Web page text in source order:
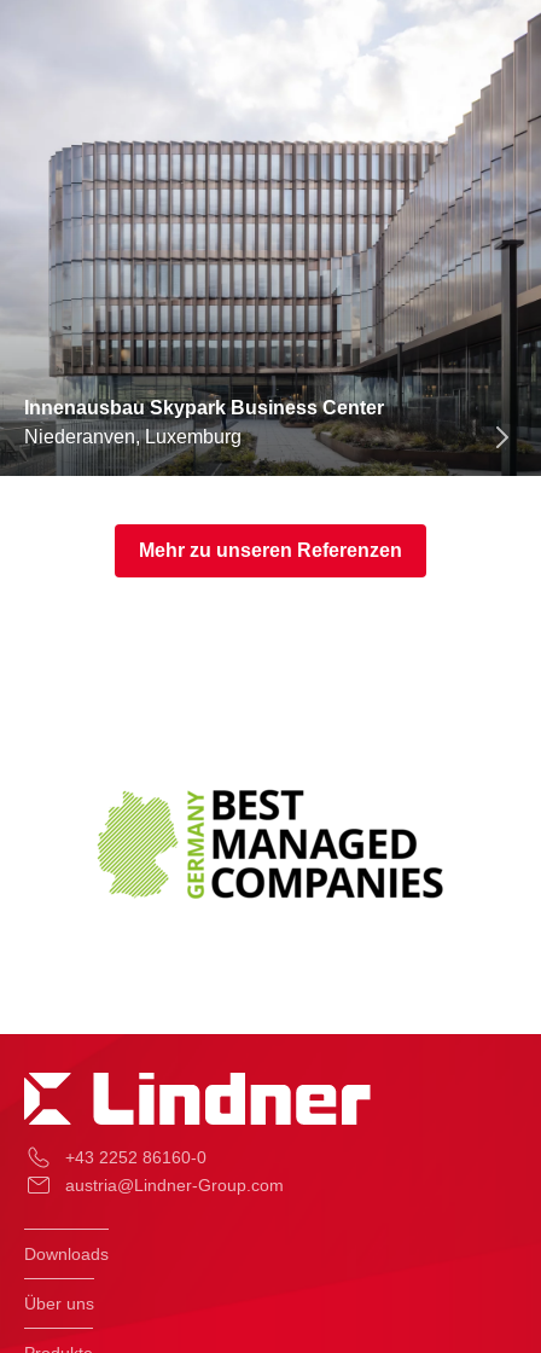
Innenausbau Skypark Business Center
Niederanven, Luxemburg
Mehr zu unseren Referenzen
+43 2252 86160-0
austria@Lindner-Group.com
Downloads
Über uns